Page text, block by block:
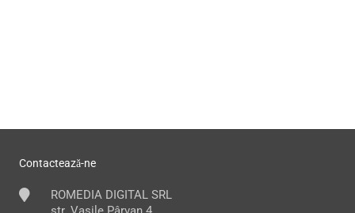
Contactează-ne
ROMEDIA DIGITAL SRL